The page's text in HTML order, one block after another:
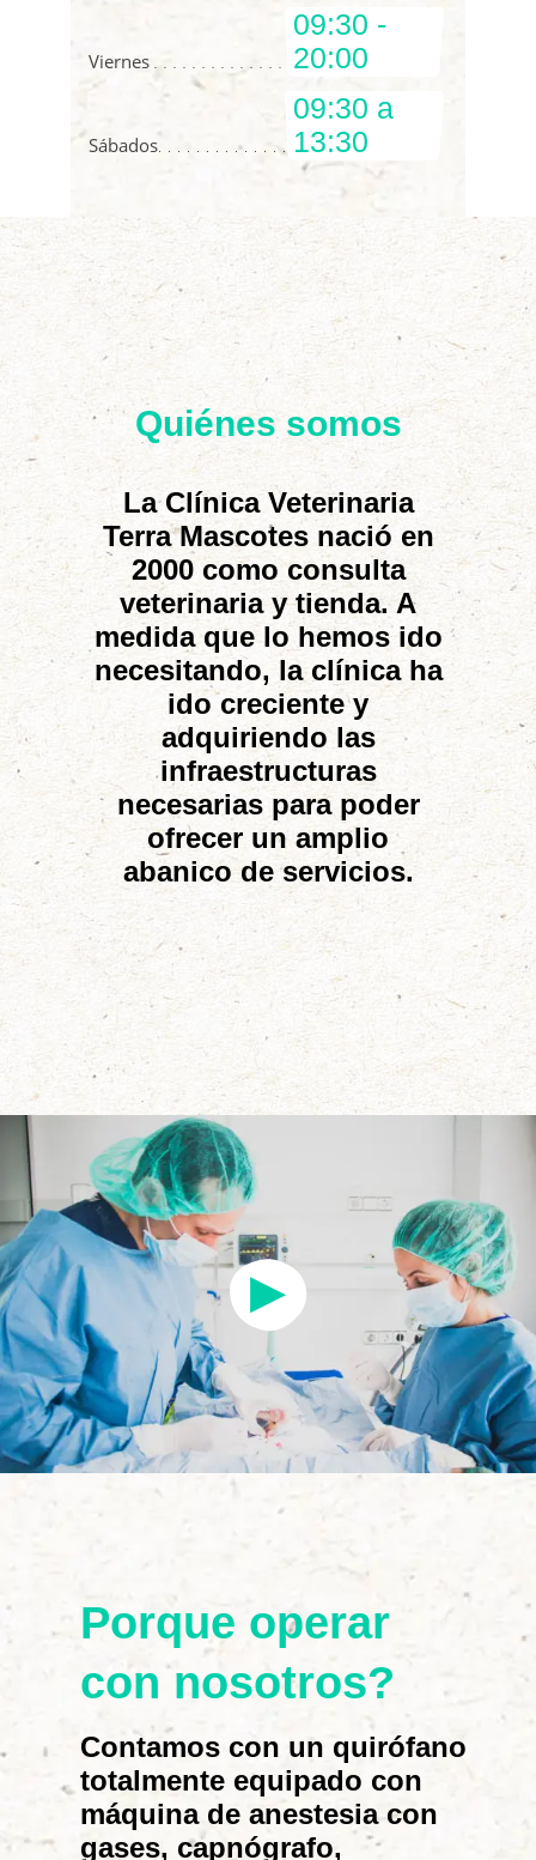
Viernes
09:30 -
20:00
Sábados
09:30 a
13:30
Quiénes somos
La Clínica Veterinaria
Terra Mascotes nació en
2000 como consulta
veterinaria y tienda. A
medida que lo hemos ido
necesitando, la clínica ha
ido creciente y
adquiriendo las
infraestructuras
necesarias para poder
ofrecer un amplio
abanico de servicios.
Porque operar
con nosotros?
Contamos con un quirófano
totalmente equipado con
máquina de anestesia con
gases, capnógrafo,